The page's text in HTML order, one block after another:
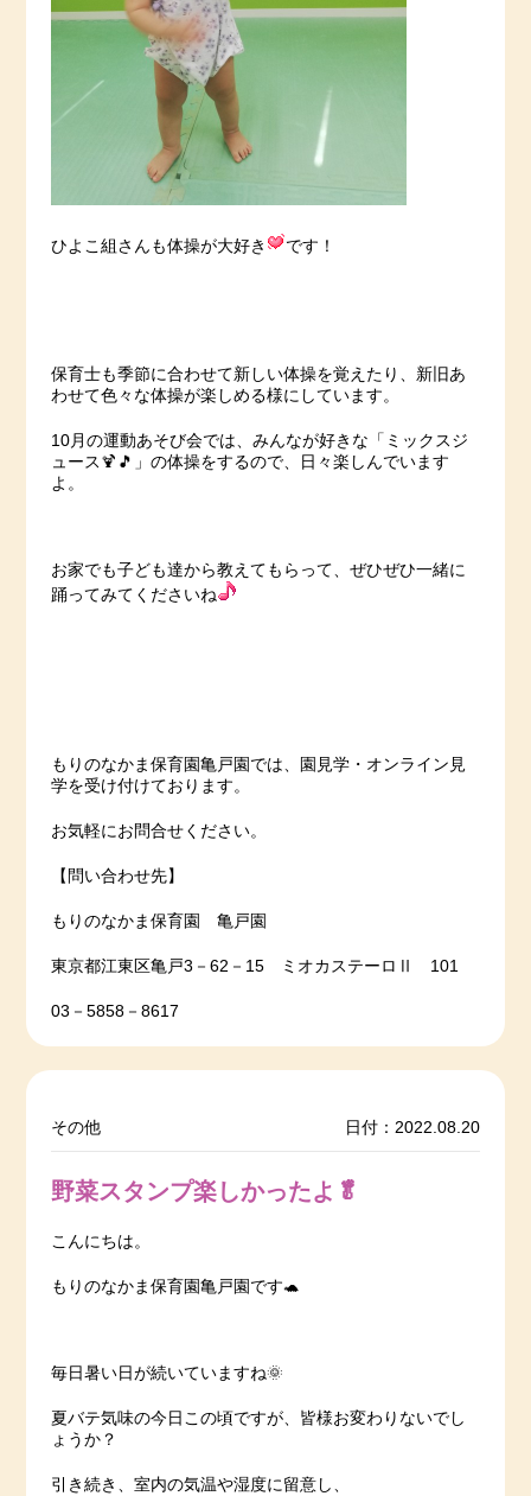
ひよこ組さんも体操が大好き です！
保育士も季節に合わせて新しい体操を覚えたり、新旧あ
わせて色々な体操が楽しめる様にしています。
10月の運動あそび会では、みんなが好きな「ミックスジ
ュース🍹🎵」の体操をするので、日々楽しんでいます
よ。
お家でも子ども達から教えてもらって、ぜひぜひ一緒に
踊ってみてくださいね
もりのなかま保育園亀戸園では、園見学・オンライン見
学を受け付けております。
お気軽にお問合せください。
【問い合わせ先】
もりのなかま保育園 亀戸園
東京都江東区亀戸3－62－15 ミオカステーロⅡ 101
03－5858－8617
その他 日付：2022.08.20
野菜スタンプ楽しかったよ🥬
こんにちは。
もりのなかま保育園亀戸園です🐢
毎日暑い日が続いていますね🌞
夏バテ気味の今日この頃ですが、皆様お変わりないでし
ょうか？
引き続き、室内の気温や湿度に留意し、